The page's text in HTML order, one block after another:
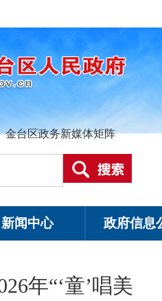
金台区政务新媒体矩阵
新闻中心 政府信息
年“‘童’唱美